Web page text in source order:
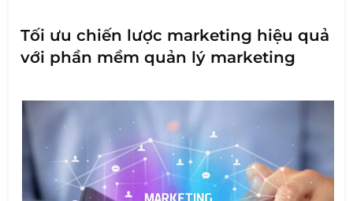
Tối ưu chiến lược marketing hiệu quả
với phần mềm quản lý marketing